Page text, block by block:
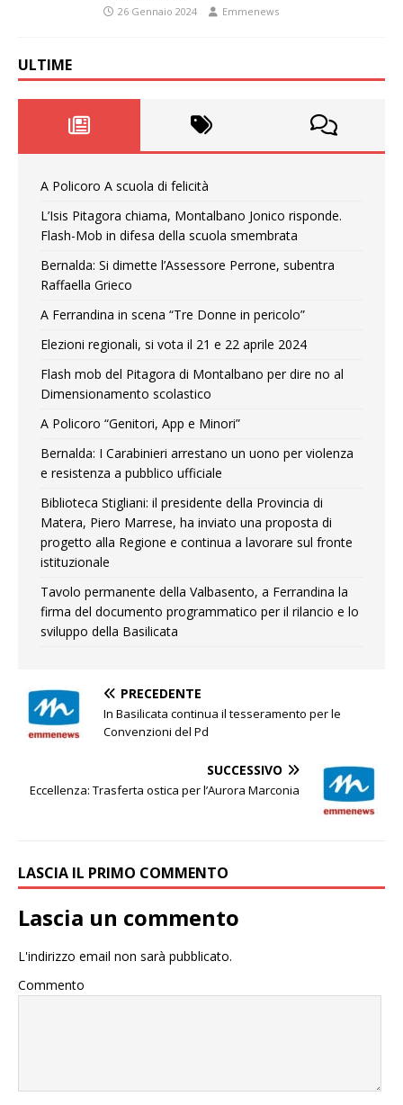
26 Gennaio 2024 Emmenews
ULTIME
A Policoro A scuola di felicità
L’Isis Pitagora chiama, Montalbano Jonico risponde.
Flash-Mob in difesa della scuola smembrata
Bernalda: Si dimette l’Assessore Perrone, subentra
Raffaella Grieco
A Ferrandina in scena “Tre Donne in pericolo”
Elezioni regionali, si vota il 21 e 22 aprile 2024
Flash mob del Pitagora di Montalbano per dire no al
Dimensionamento scolastico
A Policoro “Genitori, App e Minori”
Bernalda: I Carabinieri arrestano un uono per violenza
e resistenza a pubblico ufficiale
Biblioteca Stigliani: il presidente della Provincia di
Matera, Piero Marrese, ha inviato una proposta di
progetto alla Regione e continua a lavorare sul fronte
istituzionale
Tavolo permanente della Valbasento, a Ferrandina la
firma del documento programmatico per il rilancio e lo
sviluppo della Basilicata
PRECEDENTE
In Basilicata continua il tesseramento per le
Convenzioni del Pd
SUCCESSIVO
Eccellenza: Trasferta ostica per l’Aurora Marconia
LASCIA IL PRIMO COMMENTO
Lascia un commento
L'indirizzo email non sarà pubblicato.
Commento